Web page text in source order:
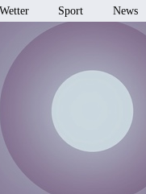
Wetter Sport News